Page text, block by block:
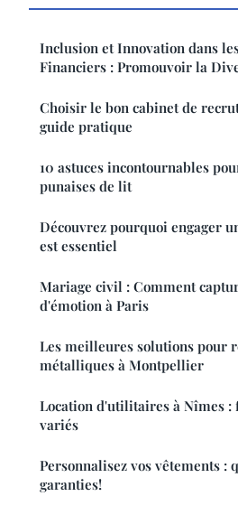
Inclusion et Innovation dans
Financiers : Promouvoir la
Choisir le bon cabinet de
guide pratique
10 astuces incontournables
punaises de lit
Découvrez pourquoi engager
est essentiel
Mariage civil : Comment
d'émotion à Paris
Les meilleures solutions pour
métalliques à Montpellier
Location d'utilitaires à Nîmes
variés
Personnalisez vos vêtements
garanties!